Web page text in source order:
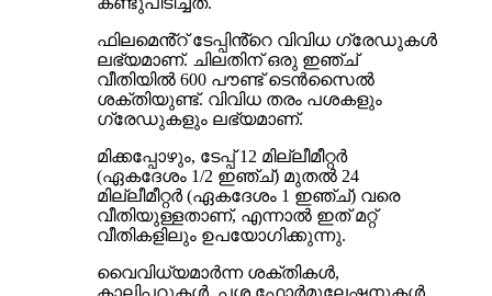
ഫിലമെൻ്റ് ടേപ്പിൻ്റെ വിവിധ ഗ്രേഡുകൾ
ലഭ്യമാണ്. ചിലതിന് ഒരു ഇഞ്ച്
വീതിയിൽ 600 പൗണ്ട് ടെൻസൈൽ
ശക്തിയുണ്ട്. വിവിധ തരം പശകളും
ഗ്രേഡുകളും ലഭ്യമാണ്.
മിക്കപ്പോഴും, ടേപ്പ് 12 മില്ലീമീറ്റർ
(ഏകദേശം 1/2 ഇഞ്ച്) മുതൽ 24
മില്ലീമീറ്റർ (ഏകദേശം 1 ഇഞ്ച്) വരെ
വീതിയുള്ളതാണ്, എന്നാൽ ഇത് മറ്റ്
വീതികളിലും ഉപയോഗിക്കുന്നു.
വൈവിധ്യമാർന്ന ശക്തികൾ,